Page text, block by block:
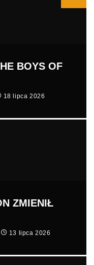
BOYS OF
18 lipca 2026
ZMIENIŁ
13 lipca 2026